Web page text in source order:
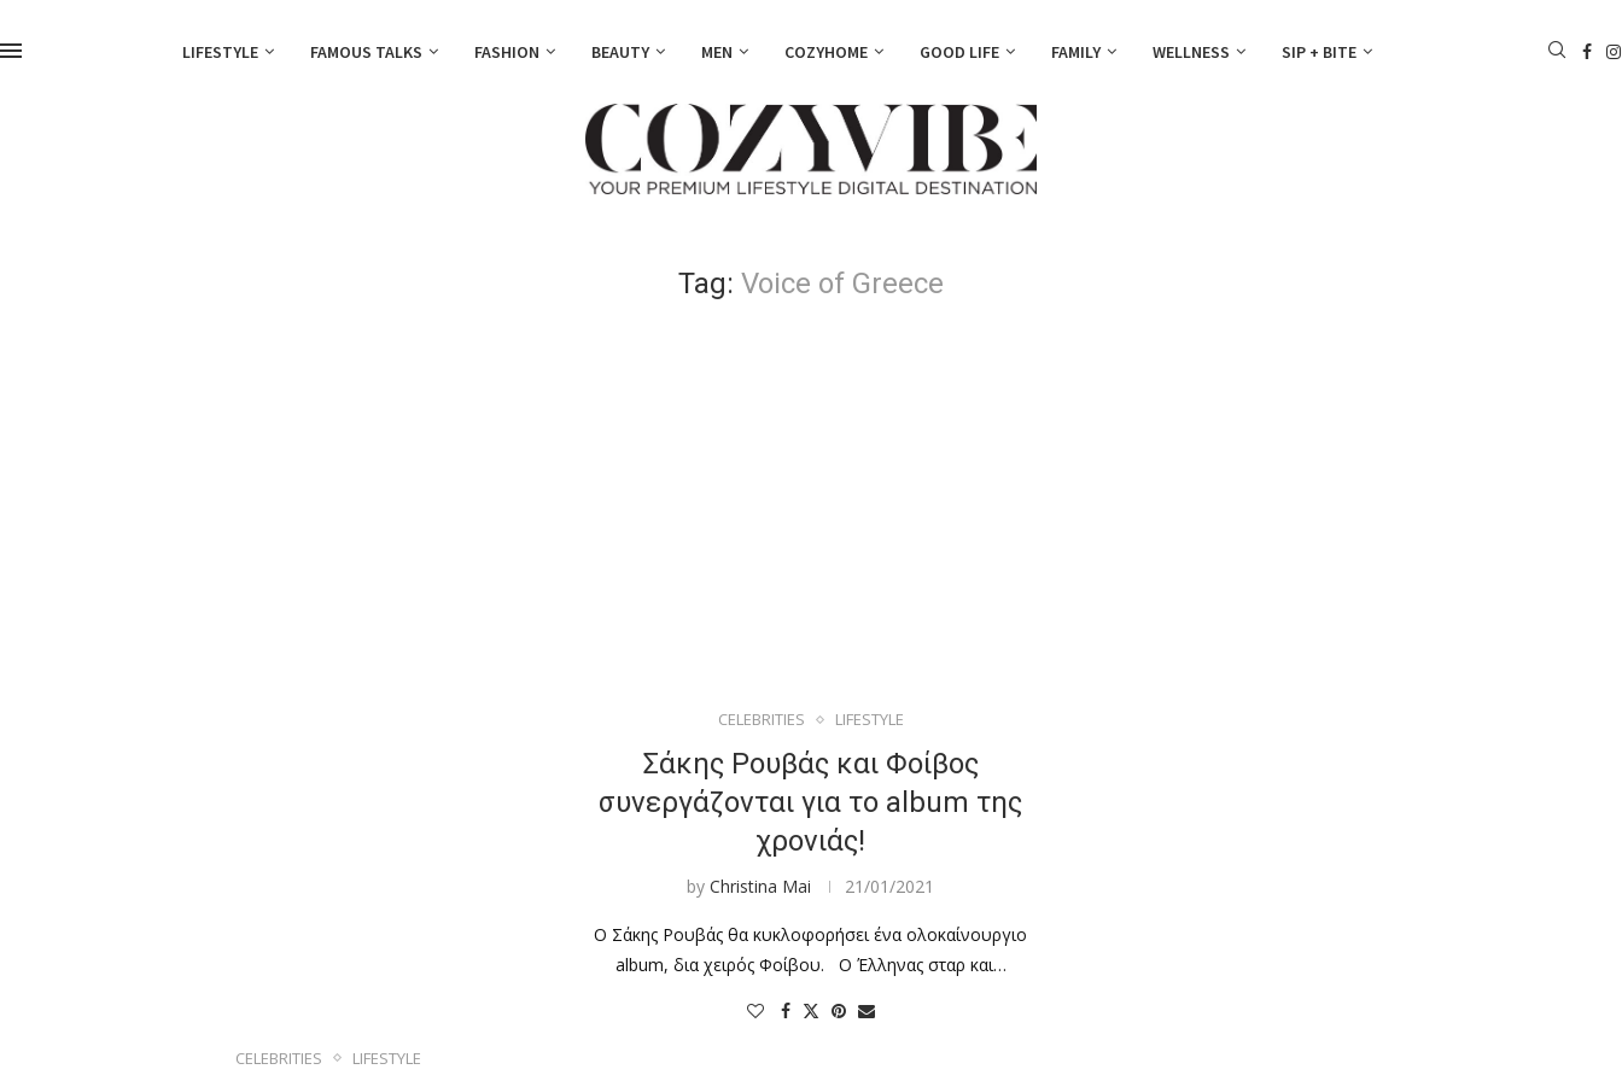
LIFESTYLE FAMOUS TALKS FASHION BEAUTY MEN COZYHOME GOOD LIFE FAMILY WELLNESS SIP + BITE
Tag: Voice of Greece
CELEBRITIES LIFESTYLE
CELEBRITIES LIFESTYLE
Σάκης Ρουβάς και Φοίβος
συνεργάζονται για το album της
χρονιάς!
byChristina Mai 21/01/2021
Ο Σάκης Ρουβάς θα κυκλοφορήσει ένα ολοκαίνουργιο
album, δια χειρός Φοίβου. Ο Έλληνας σταρ και…